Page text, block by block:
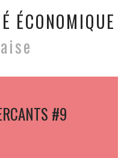
ÉCONOMIQUE
#9